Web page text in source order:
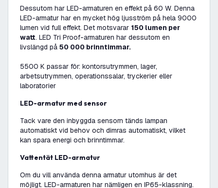
Dessutom har LED-armaturen en effekt på 60 W. Denna
LED-armatur har en mycket hög ljusström på hela 9000
lumen vid full effekt. Det motsvarar 150 lumen per
watt. LED Tri Proof-armaturen har dessutom en
livslängd på 50 000 brinntimmar.
5500 K passar för: kontorsutrymmen, lager,
arbetsutrymmen, operationssalar, tryckerier eller
laboratorier
LED-armatur med sensor
Tack vare den inbyggda sensorn tänds lampan
automatiskt vid behov och dimras automatiskt, vilket
kan spara energi och brinntimmar.
Vattentät LED-armatur
Om du vill använda denna armatur utomhus är det
möjligt. LED-armaturen har nämligen en IP65-klassning.